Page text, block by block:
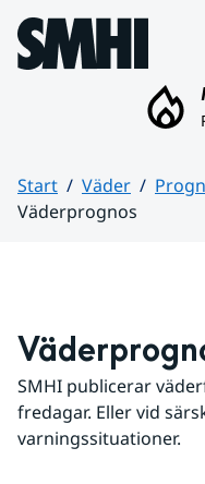
Hoppa till sidans innehåll
Start Väder
Väderprognos
SMHI publicerar
fredagar. Eller vid
varningssituationer.